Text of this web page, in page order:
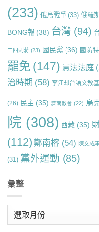
(233) 俄烏戰爭 (33) 俄羅
BONG報 (38) 台灣 (94)
二四刺蔣 (23) 國民黨 (36) 國防
罷免 (147) 憲法法庭
治時期 (58) 李江却台語文教
(26) 民主 (35) 濟南教會 (22) 烏
院 (308) 西藏 (35)
(112) 鄭南榕 (54) 陳文成
(31) 黨外運動 (85)
彙整